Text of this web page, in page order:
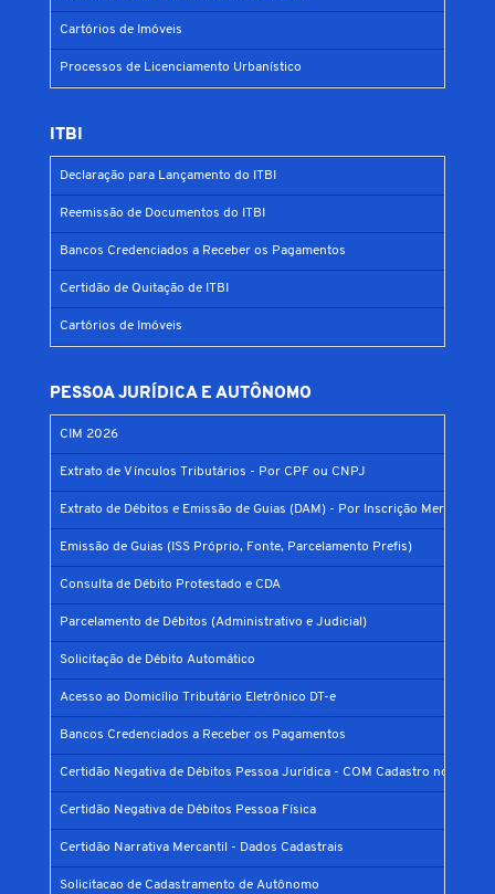
Cartórios de Imóveis
Processos de Licenciamento Urbanístico
ITBI
Declaração para Lançamento do ITBI
Reemissão de Documentos do ITBI
Bancos Credenciados a Receber os Pagamentos
Certidão de Quitação de ITBI
Cartórios de Imóveis
PESSOA JURÍDICA E AUTÔNOMO
CIM 2026
Extrato de Vínculos Tributários - Por CPF ou CNPJ
Extrato de Débitos e Emissão de Guias (DAM) - Por Inscrição Mercantil
Emissão de Guias (ISS Próprio, Fonte, Parcelamento Prefis)
Consulta de Débito Protestado e CDA
Parcelamento de Débitos (Administrativo e Judicial)
Solicitação de Débito Automático
Acesso ao Domicílio Tributário Eletrônico DT-e
Bancos Credenciados a Receber os Pagamentos
Certidão Negativa de Débitos Pessoa Jurídica - COM Cadastro no
Certidão Negativa de Débitos Pessoa Física
Certidão Narrativa Mercantil - Dados Cadastrais
Solicitacao de Cadastramento de Autônomo